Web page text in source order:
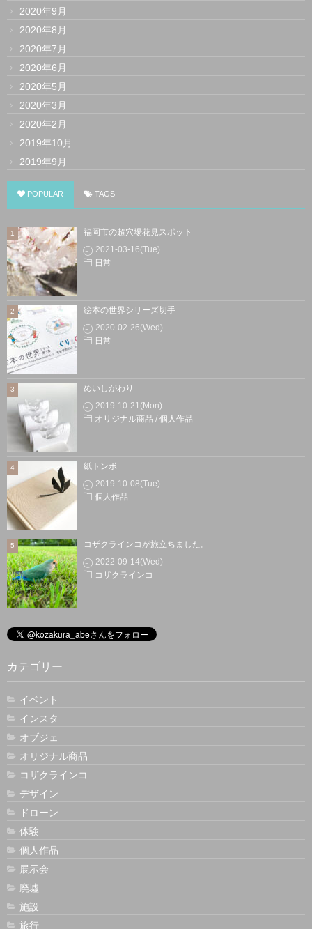
2020年9月
2020年8月
2020年7月
2020年6月
2020年5月
2020年3月
2020年2月
2019年10月
2019年9月
POPULAR TAGS
福岡市の超穴場花見スポット
2021-03-16(Tue)
日常
絵本の世界シリーズ切手
2020-02-26(Wed)
日常
めいしがわり
2019-10-21(Mon)
オリジナル商品 / 個人作品
紙トンボ
2019-10-08(Tue)
個人作品
コザクラインコが旅立ちました。
2022-09-14(Wed)
コザクラインコ
カテゴリー
イベント
インスタ
オブジェ
オリジナル商品
コザクラインコ
デザイン
ドローン
体験
個人作品
展示会
廃墟
施設
旅行